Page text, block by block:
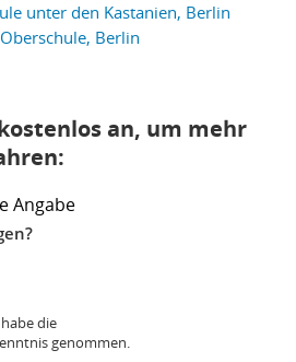
unter den Kastanien, Berlin
Berlin
an, um mehr
Angabe
die
genommen.